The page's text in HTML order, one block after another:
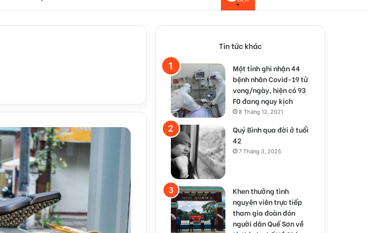
kiếm
Tin tức khác
Một tỉnh ghi nhận 44
bệnh nhân Covid-19 tử
vong/ngày, hiện có 93
F0 đang nguy kịch
8 Tháng 12, 2021
Quý Bình qua đời ở tuổi
42
7 Tháng 3, 2025
Khen thưởng tình
nguyện viên trực tiếp
tham gia đoàn đón
người dân Quế Sơn về